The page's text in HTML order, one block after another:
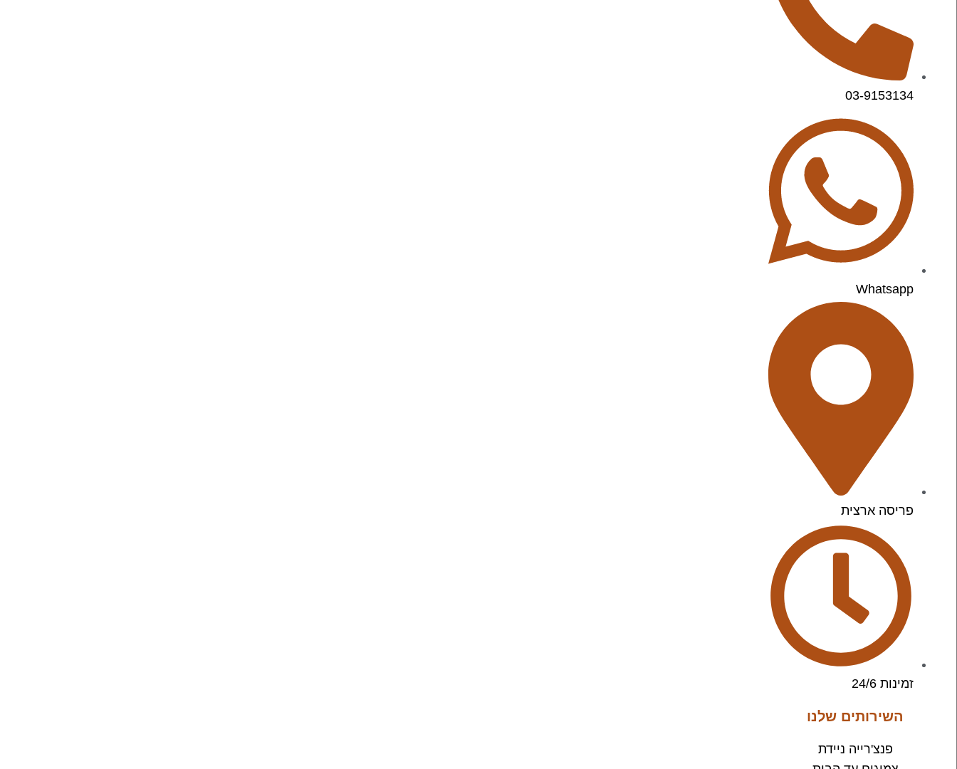
03-9153134
Whatsapp
פריסה ארצית
זמינות 24/6
השירותים שלנו
פנצ'רייה ניידת